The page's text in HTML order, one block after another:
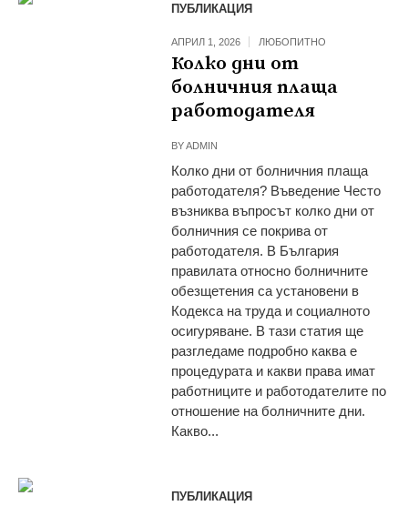
ПУБЛИКАЦИЯ
АПРИЛ 1, 2026 ЛЮБОПИТНО
Колко дни от
болничния плаща
работодателя
BYADMIN
Колко дни от болничния плаща
работодателя? Въведение Често
възниква въпросът колко дни от
болничния се покрива от
работодателя. В България
правилата относно болничните
обезщетения са установени в
Кодекса на труда и социалното
осигуряване. В тази статия ще
разгледаме подробно каква е
процедурата и какви права имат
работниците и работодателите по
отношение на болничните дни.
Какво...
ПУБЛИКАЦИЯ